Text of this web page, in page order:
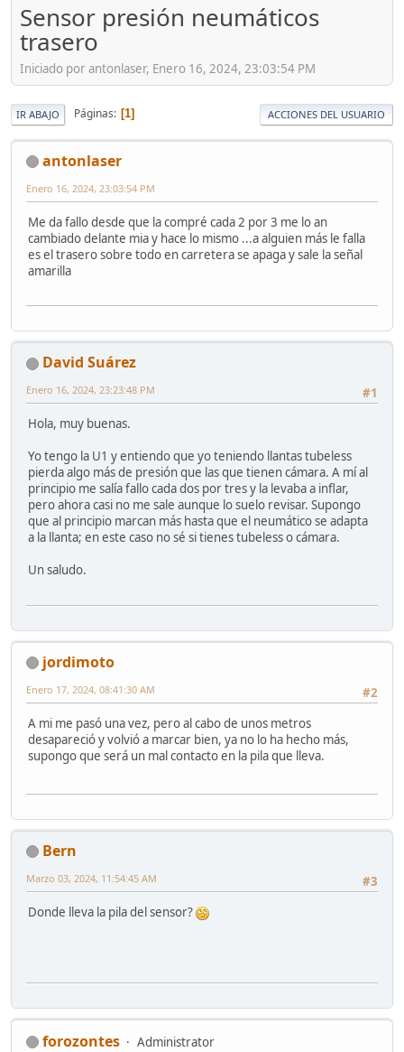
Sensor presión neumáticos
trasero
Iniciado por antonlaser, Enero 16, 2024, 23:03:54 PM
IR ABAJO Páginas 1 ACCIONES DEL USUARIO
antonlaser
Enero 16, 2024, 23:03:54 PM
Me da fallo desde que la compré cada 2 por 3 me lo an
cambiado delante mia y hace lo mismo ...a alguien más le falla
es el trasero sobre todo en carretera se apaga y sale la señal
amarilla
David Suárez
#1
Enero 16, 2024, 23:23:48 PM
Hola, muy buenas.
Yo tengo la U1 y entiendo que yo teniendo llantas tubeless
pierda algo más de presión que las que tienen cámara. A mí al
principio me salía fallo cada dos por tres y la levaba a inflar,
pero ahora casi no me sale aunque lo suelo revisar. Supongo
que al principio marcan más hasta que el neumático se adapta
a la llanta; en este caso no sé si tienes tubeless o cámara.
Un saludo.
jordimoto
#2
Enero 17, 2024, 08:41:30 AM
A mi me pasó una vez, pero al cabo de unos metros
desapareció y volvió a marcar bien, ya no lo ha hecho más,
supongo que será un mal contacto en la pila que lleva.
Bern
#3
Marzo 03, 2024, 11:54:45 AM
Donde lleva la pila del sensor?
forozontes
Administrator